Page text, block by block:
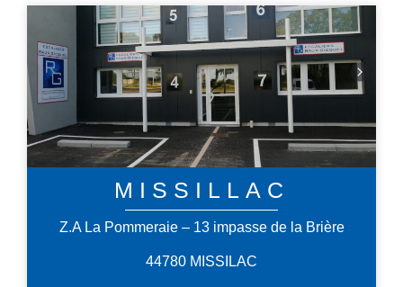
MISSILLAC
Z.A La Pommeraie – 13 impasse de la Brière
44780 MISSILAC